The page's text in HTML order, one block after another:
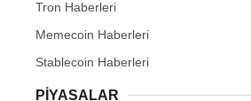
Tron Haberleri
Memecoin Haberleri
Stablecoin Haberleri
PIYASALAR